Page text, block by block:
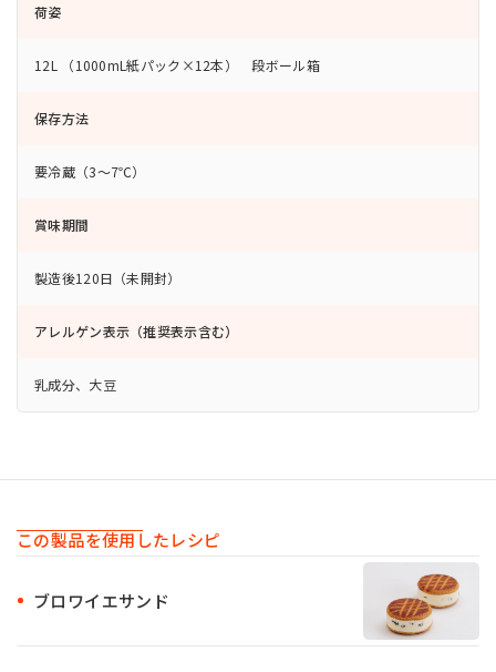
荷姿
12L （1000mL紙パック×12本） 段ボール箱
保存方法
要冷蔵（3～7℃）
賞味期間
製造後120日（未開封）
アレルゲン表示（推奨表示含む）
乳成分、大豆
この製品を使用したレシピ
ブロワイエサンド